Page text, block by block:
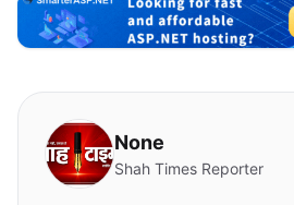
None
Shah Times Reporter